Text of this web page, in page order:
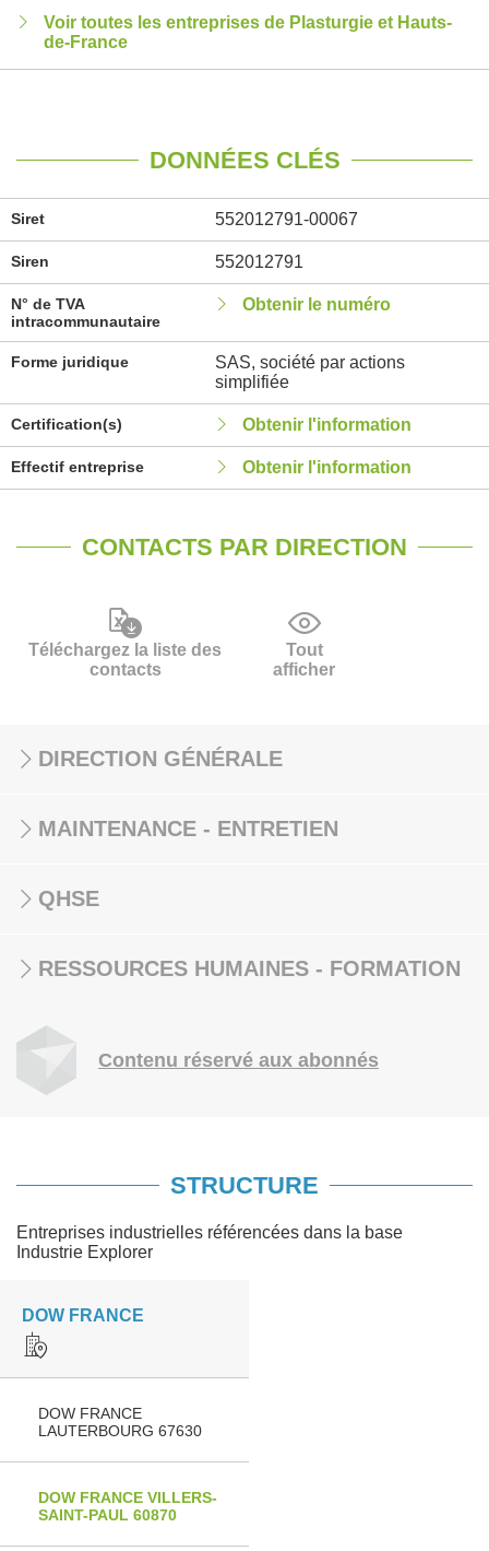
Voir toutes les entreprises de Plasturgie et Hauts-
de-France
DONNÉES CLÉS
Siret 552012791-00067
Siren 552012791
N° de TVA
intracommunautaire
Obtenir le numéro
Forme juridique
SAS, société par actions
simplifiée
Certification(s) Obtenir l'information
Effectif entreprise Obtenir l'information
CONTACTS PAR DIRECTION
Téléchargez la liste des
contacts
Tout
afficher
DIRECTION GÉNÉRALE
MAINTENANCE - ENTRETIEN
QHSE
RESSOURCES HUMAINES - FORMATION
Contenu réservé aux abonnés
STRUCTURE
Entreprises industrielles référencées dans la base
Industrie Explorer
DOW FRANCE
DOW FRANCE
LAUTERBOURG 67630
DOW FRANCE VILLERS-
SAINT-PAUL 60870